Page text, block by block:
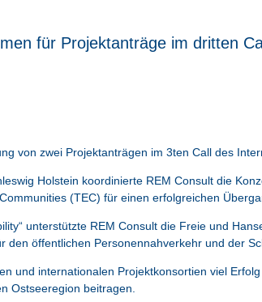
für Projektanträge im dritten
von zwei Projektanträgen im 3ten Call des
Holstein koordinierte REM Consult die
(TEC) für einen erfolgreichen
unterstützte REM Consult die Freie und
den öffentlichen Personennahverkehr und der
und internationalen Projektkonsortien viel
Ostseeregion beitragen.